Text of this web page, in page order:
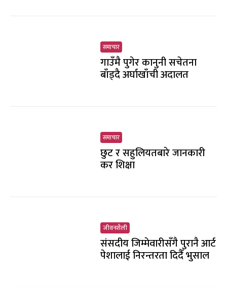
समाचार
गाउँमै पुगेर कानुनी सचेतना
बाँड्दै अर्घाखाँची अदालत
समाचार
छुट र सहुलियतबारे जानकारी
कर शिक्षा
जीवनशैली
संसदीय जिम्मेवारीसँगै पुरानै आर्ट
पेशालाई निरन्तरता दिदैँ भुसाल